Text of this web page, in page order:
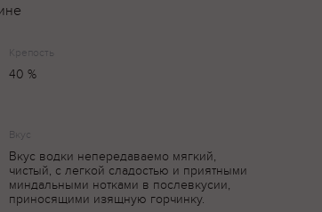
Крепость
40 %
Вкус
Вкус водки непередаваемо мягкий,
чистый, с легкой сладостью и приятными
миндальными нотками в послевкусии,
приносящими изящную горчинку.